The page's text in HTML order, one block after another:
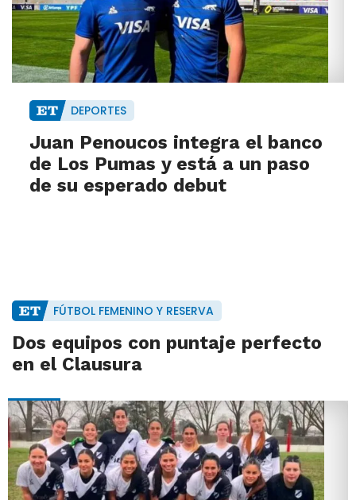
DEPORTES
Juan Penoucos integra el banco
de Los Pumas y está a un paso
de su esperado debut
FÚTBOL FEMENINO Y RESERVA
Dos equipos con puntaje perfecto
en el Clausura